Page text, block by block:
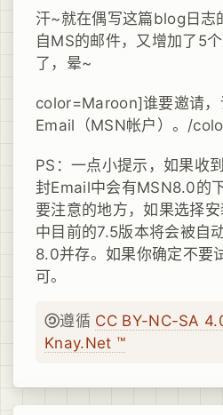
汗~就在偶写这篇blog日志
自MS的邮件，又增加了5
了，晕~
color=Maroon]谁要邀请，
Email（MSN帐户）。/
PS：一点小提示，如果收
封Email中会有MSN8.0的
要注意的地方，如果选择
中目前的7.5版本将会被自
8.0并存。如果你确定不要
可。
遵循 CC BY-NC-SA
Knay.Net ™